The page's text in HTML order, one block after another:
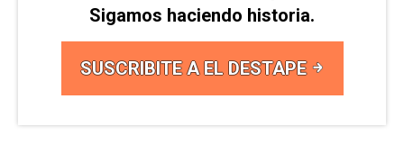
Sigamos haciendo historia.
SUSCRIBITE A EL DESTAPE